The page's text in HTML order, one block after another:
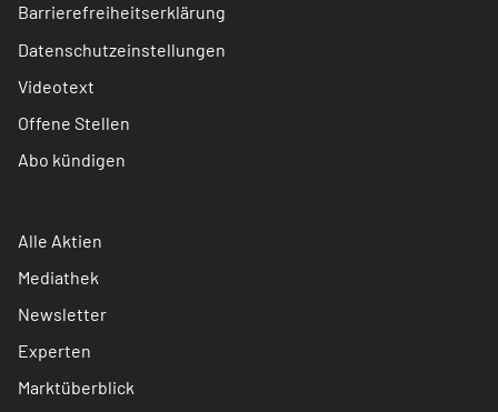
Barrierefreiheitserklärung
Datenschutzeinstellungen
Videotext
Offene Stellen
Abo kündigen
Alle Aktien
Mediathek
Newsletter
Experten
Marktüberblick